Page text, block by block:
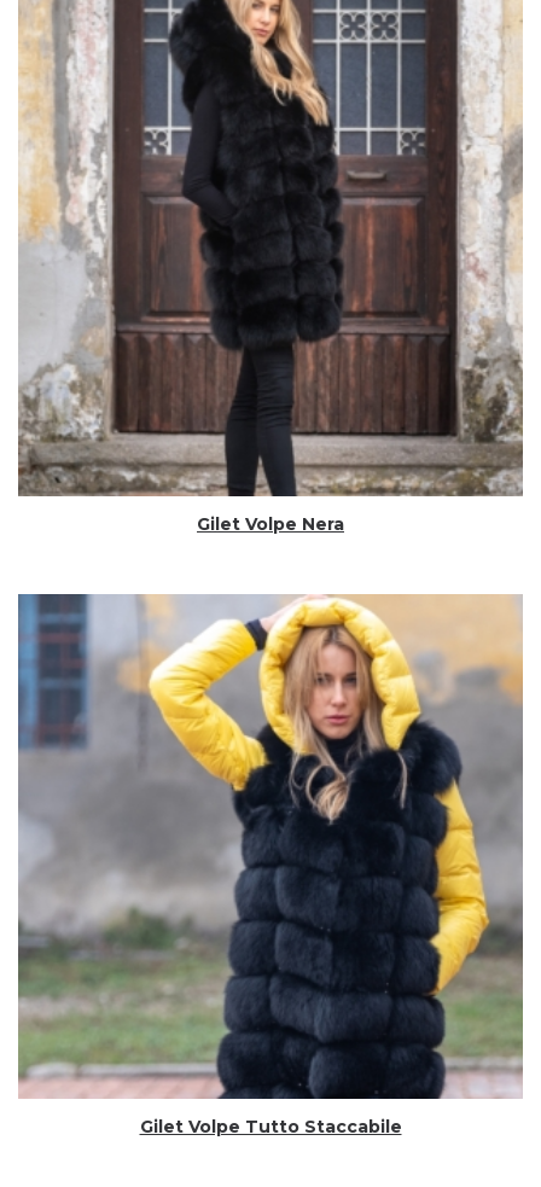
Gilet Volpe Nera
Gilet Volpe Tutto Staccabile